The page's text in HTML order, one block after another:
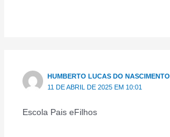
HUMBERTO LUCAS DO NASCIMENTO
11 DE ABRIL DE 2025 EM 10:01
Escola Pais eFilhos